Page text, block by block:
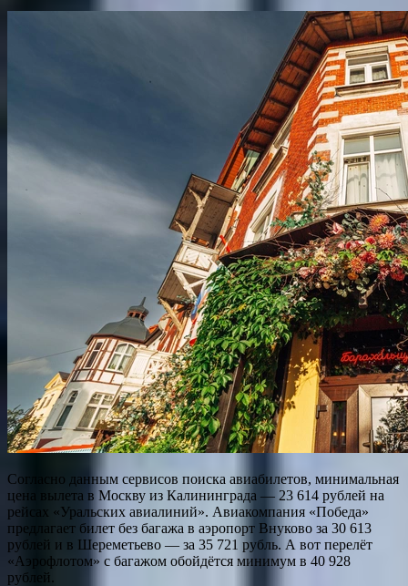
Согласно данным сервисов поиска авиабилетов, минимальная
цена вылета в Москву из Калининграда — 23 614 рублей на
рейсах «Уральских авиалиний». Авиакомпания «Победа»
предлагает билет без багажа в аэропорт Внуково за 30 613
рублей и в Шереметьево — за 35 721 рубль. А вот перелёт
«Аэрофлотом» с багажом обойдётся минимум в 40 928
рублей.